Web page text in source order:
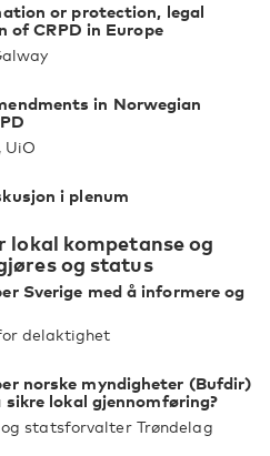
or protection, legal
CRPD in Europe
in Norwegian
UiO
i plenum
lokal kompetanse og
og status
Sverige med å informere og
delaktighet
norske myndigheter (Bufdir)
lokal gjennomføring?
statsforvalter Trøndelag